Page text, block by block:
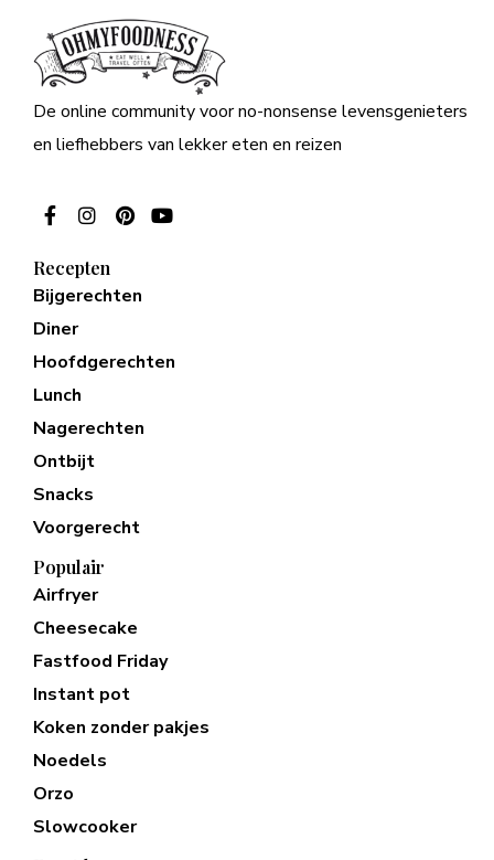
De online community voor no-nonsense levensgenieters
en liefhebbers van lekker eten en reizen
Recepten
Bijgerechten
Diner
Hoofdgerechten
Lunch
Nagerechten
Ontbijt
Snacks
Voorgerecht
Populair
Airfryer
Cheesecake
Fastfood Friday
Instant pot
Koken zonder pakjes
Noedels
Orzo
Slowcooker